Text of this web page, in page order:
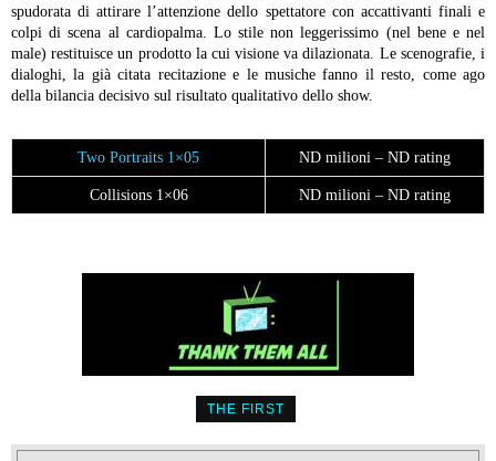
spudorata di attirare l’attenzione dello spettatore con accattivanti finali e
colpi di scena al cardiopalma. Lo stile non leggerissimo (nel bene e nel
male) restituisce un prodotto la cui visione va dilazionata. Le scenografie, i
dialoghi, la già citata recitazione e le musiche fanno il resto, come ago
della bilancia decisivo sul risultato qualitativo dello show.
Two Portraits 1×05 ND milioni – ND rating
Collisions 1×06 ND milioni – ND rating
THE FIRST